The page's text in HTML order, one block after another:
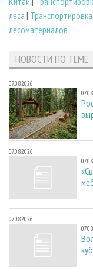
леса |
лесоматериалов
НОВОСТИ ПО ТЕМЕ
07.08.2026
07.08.2026
07.08.2026